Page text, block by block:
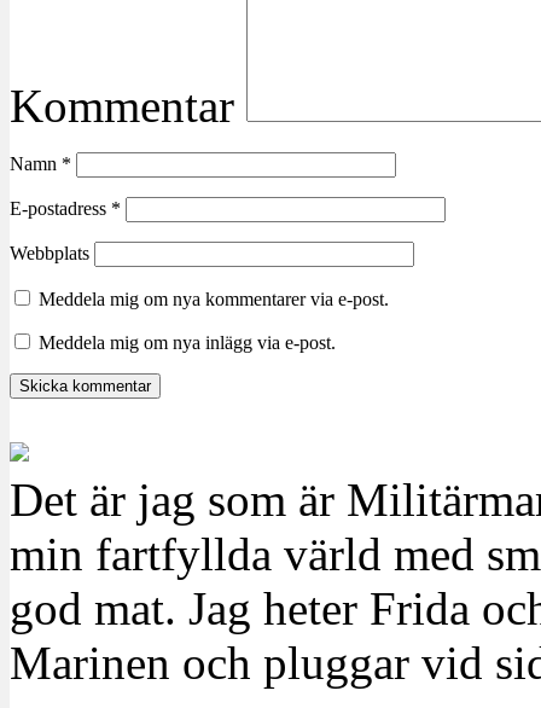
Kommentar
Namn *
E-postadress *
Webbplats
Meddela mig om nya kommentarer via e-post.
Meddela mig om nya inlägg via e-post.
Det är jag som är
min fartfyllda värld med
god mat. Jag heter Frida
Marinen och pluggar vid